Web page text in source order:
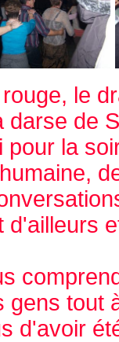
le
darse de
la
d'ailleurs
gens tout
d'avoir